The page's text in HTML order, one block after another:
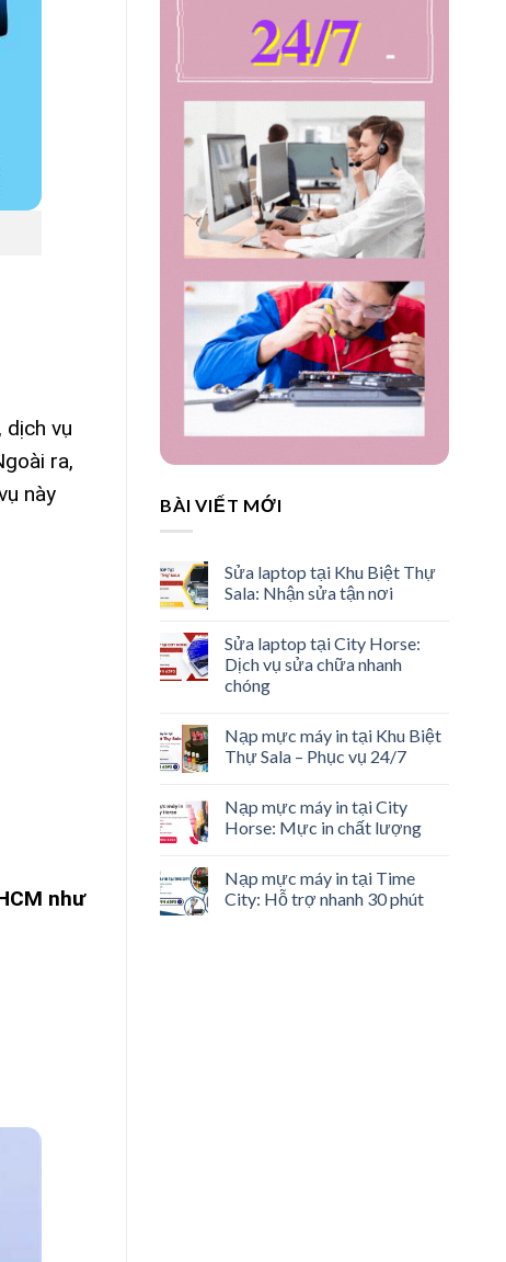
dịch vụ
ra,
này
như
BÀI VIẾT MỚI
Sửa laptop tại Khu Biệt Thự
Sala: Nhận sửa tận nơi
Sửa laptop tại City Horse:
Dịch vụ sửa chữa nhanh
chóng
Nạp mực máy in tại Khu Biệt
Thự Sala – Phục vụ 24/7
Nạp mực máy in tại City
Horse: Mực in chất lượng
Nạp mực máy in tại Time
City: Hỗ trợ nhanh 30 phút